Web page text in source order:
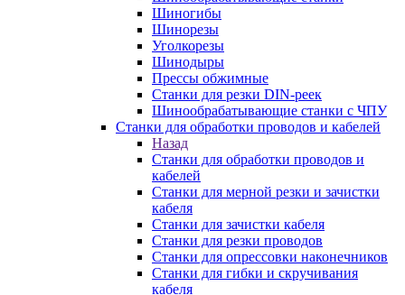
Шиногибы
Шинорезы
Уголкорезы
Шинодыры
Прессы обжимные
Станки для резки DIN-реек
Шинообрабатывающие станки с ЧПУ
Станки для обработки проводов и кабелей
Назад
Станки для обработки проводов и
кабелей
Станки для мерной резки и зачистки
кабеля
Станки для зачистки кабеля
Станки для резки проводов
Станки для опрессовки наконечников
Станки для гибки и скручивания
кабеля